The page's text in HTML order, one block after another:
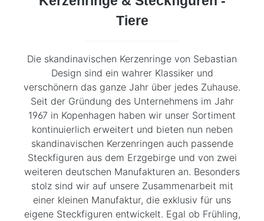
Tiere
Die skandinavischen Kerzenringe von Sebastian
Design sind ein wahrer Klassiker und
verschönern das ganze Jahr über jedes Zuhause.
Seit der Gründung des Unternehmens im Jahr
1967 in Kopenhagen haben wir unser Sortiment
kontinuierlich erweitert und bieten nun neben
skandinavischen Kerzenringen auch passende
Steckfiguren aus dem Erzgebirge und von zwei
weiteren deutschen Manufakturen an. Besonders
stolz sind wir auf unsere Zusammenarbeit mit
einer kleinen Manufaktur, die exklusiv für uns
eigene Steckfiguren entwickelt. Egal ob Frühling,